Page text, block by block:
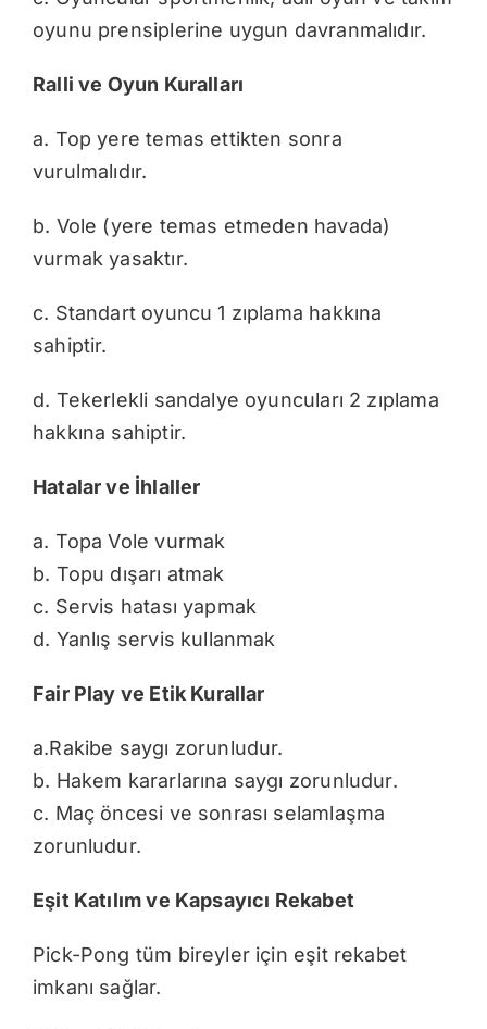
oyunu prensiplerine uygun davranmalıdır.
Ralli ve Oyun Kuralları
a. Top yere temas ettikten sonra
vurulmalıdır.
b. Vole (yere temas etmeden havada)
vurmak yasaktır.
c. Standart oyuncu 1 zıplama hakkına
sahiptir.
d. Tekerlekli sandalye oyuncuları 2 zıplama
hakkına sahiptir.
Hatalar ve İhlaller
a. Topa Vole vurmak
b. Topu dışarı atmak
c. Servis hatası yapmak
d. Yanlış servis kullanmak
Fair Play ve Etik Kurallar
a.Rakibe saygı zorunludur.
b. Hakem kararlarına saygı zorunludur.
c. Maç öncesi ve sonrası selamlaşma
zorunludur.
Eşit Katılım ve Kapsayıcı Rekabet
Pick-Pong tüm bireyler için eşit rekabet
imkanı sağlar.